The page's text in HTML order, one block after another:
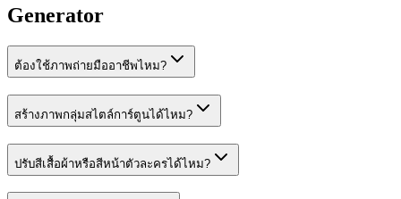
Generator
ต้องใช้ภาพถ่ายมืออาชีพไหม?
สร้างภาพกลุ่มสไตล์การ์ตูนได้ไหม?
ปรับสีเสื้อผ้าหรือสีหน้าตัวละครได้ไหม?